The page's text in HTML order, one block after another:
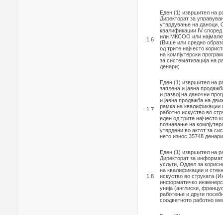
1.6
Еден (1) извршител на
Директорат за
утврдување на даноци,
квалификации IV
или МКСОО или
(Више или средно
од трите најчесто
на компјутерски
за систематизација на
денари;
1.7
Еден (1) извршител на
заплена и јавна
и развој на даночни
и јавна продажба на
рамка на квалификации
работно искуство во
еден од трите најчесто
познавање на
утврдени во актот за
нето износ 35748
1.8
Еден (1) извршител на
Директорат за
услуги, Оддел за
на квалификации и
искуство во струката
информатичко
унија (англиски,
работење и други
соодветното работно